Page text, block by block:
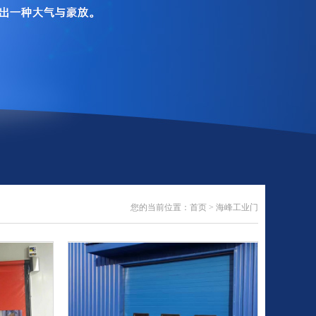
您的当前位置： 首页 > 海峰工业门